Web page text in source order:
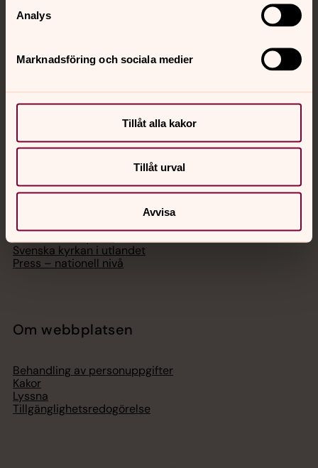
Analys
Marknadsföring och sociala medier
Tillåt alla kakor
Tillåt urval
Avvisa
Telefon 112
Bli medlem
Lediga jobb
Svenska kyrkan i utlandet
Press – nationell nivå
Om webbplatsen
Behandling av personuppgifter
Kakor
Lyssna
Tillgänglighetsredogörelse